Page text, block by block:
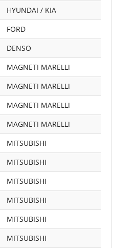
HYUNDAI / KIA
FORD
DENSO
MAGNETI MARELLI
MAGNETI MARELLI
MAGNETI MARELLI
MAGNETI MARELLI
MITSUBISHI
MITSUBISHI
MITSUBISHI
MITSUBISHI
MITSUBISHI
MITSUBISHI